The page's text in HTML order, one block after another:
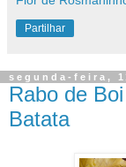
Partilhar
segunda-feira,
Rabo de
Batata